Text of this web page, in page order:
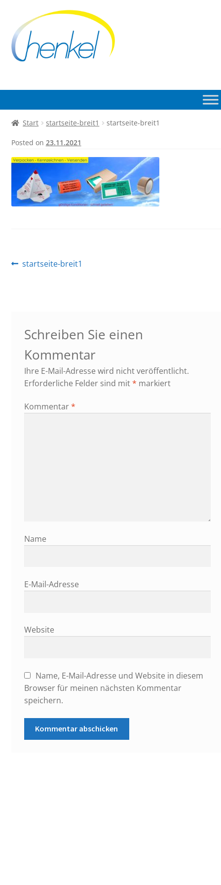
Navigation
springen
Inhalt
springen
Start startseite-breit1 startseite-breit1
Posted on 23.11.2021
Beitragsnavigation
Vorheriger
startseite-breit1
Schreiben Sie einen
Kommentar
Ihre E-Mail-Adresse wird nicht veröffentlicht.
Erforderliche Felder sind mit* markiert
Kommentar*
Name
E-Mail-Adresse
Website
Name, E-Mail-Adresse und Website in diesem
Browser für meinen nächsten Kommentar
speichern.